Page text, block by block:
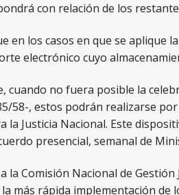
con relación de los
en los casos en que se
electrónico cuyo
cuando no fuera posible la
58-, estos podrán realizarse
la Justicia Nacional. Este
presencial, semanal de
la Comisión Nacional de
más rápida implementación de